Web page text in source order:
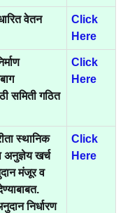
वेतन
Click
Here
समिती गठित
Click
Here
स्थानिक
अनुज्ञेय खर्च
मंजूर व
निर्धारण
Click
Here